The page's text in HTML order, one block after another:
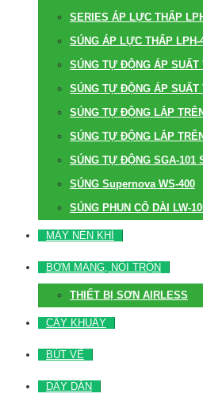
SERIES ÁP LỰC THẤP
SÚNG ÁP LỰC THẤP LPH-
SÚNG TỰ ĐỘNG ÁP SUẤT
SÚNG TỰ ĐỘNG ÁP SUẤT
SÚNG TỰ ĐỘNG LẮP
SÚNG TỰ ĐỘNG LẮP
SÚNG TỰ ĐỘNG SGA-101
SÚNG Supernova WS-400
SÚNG PHUN CỔ DÀI LW-
MÁY NÉN KHÍ
BƠM MÀNG, NỒI TRỘN
THIẾT BỊ SƠN AIRLESS
CÂY KHUẤY
BÚT VẼ
DÂY DẪN